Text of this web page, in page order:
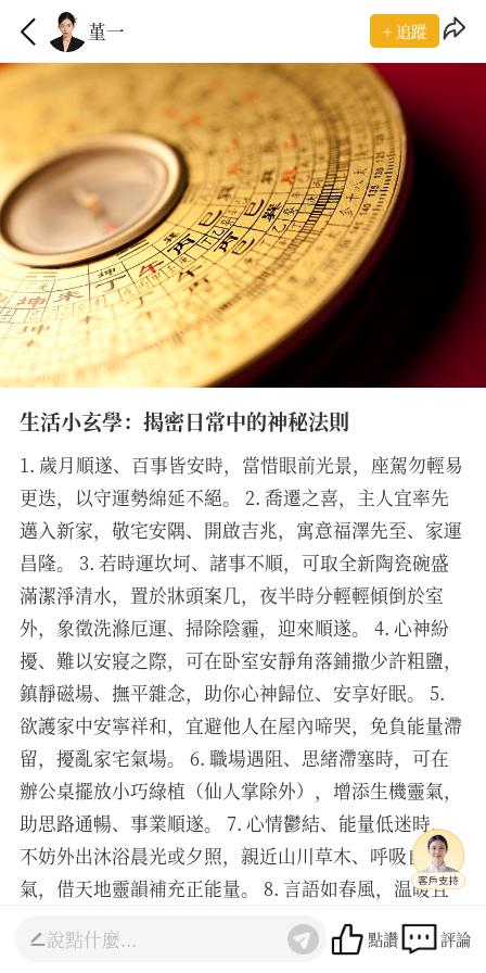
堇一 + 追蹤
生活小玄學：揭密日常中的神秘法則
1. 歲月順遂、百事皆安時，當惜眼前光景，座駕勿輕易
更迭，以守運勢綿延不絕。 2. 喬遷之喜，主人宜率先
邁入新家，敬宅安隅、開啟吉兆，寓意福澤先至、家運
昌隆。 3. 若時運坎坷、諸事不順，可取全新陶瓷碗盛
滿潔淨清水，置於牀頭案几，夜半時分輕輕傾倒於室
外，象徵洗滌厄運、掃除陰霾，迎來順遂。 4. 心神紛
擾、難以安寢之際，可在卧室安靜角落鋪撒少許粗鹽，
鎮靜磁場、撫平雜念，助你心神歸位、安享好眠。 5.
欲護家中安寧祥和，宜避他人在屋內啼哭，免負能量滯
留，擾亂家宅氣場。 6. 職場遇阻、思緒滯塞時，可在
辦公桌擺放小巧綠植（仙人掌除外），增添生機靈氣，
助思路通暢、事業順遂。 7. 心情鬱結、能量低迷時，
不妨外出沐浴晨光或夕照，親近山川草木、呼吸自然之
氣，借天地靈韻補充正能量。 8. 言語如春風，温暖且
有力量，常懷善念、語出温柔，口吐芬芳自會積福納
祥，吸引美好境遇。 9. 摒棄抖腿、頻頻嘆氣等不良習
點讚 評論